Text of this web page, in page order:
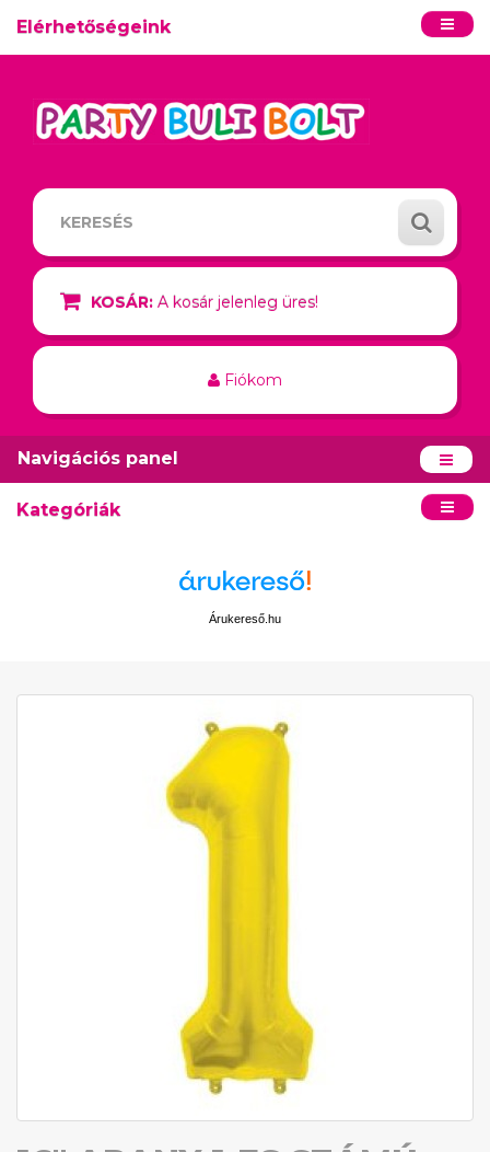
Elérhetőségeink
KOSÁR: A kosár jelenleg üres!
Fiókom
Navigációs panel
Kategóriák
Árukereső.hu